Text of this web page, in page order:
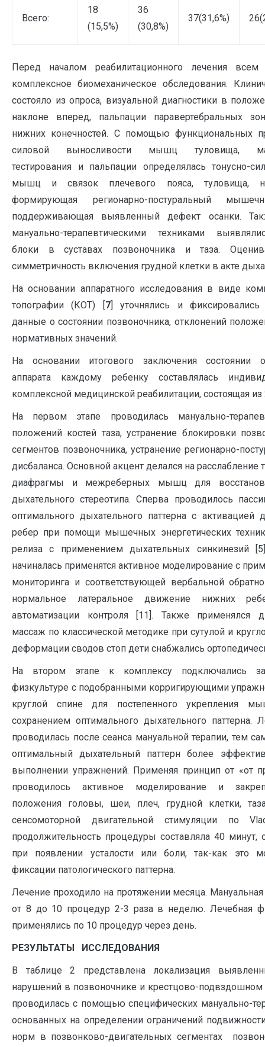
Всего:
18
(15,5%)
36
(30,8%)
37(31,6%)
Перед началом реабилитационного лечения
комплексное биомеханическое обследования.
состояло из опроса, визуальной диагностики в
наклоне вперед, пальпации паравертебральных
нижних конечностей. С помощью функциональных
силовой выносливости мышц туловища,
тестирования и пальпации определялась тонусно-
мышц и связок плечевого пояса, туловища,
формирующая регионарно-постуральный
поддерживающая выявленный дефект осанки.
мануально-терапевтическими техниками
блоки в суставах позвоночника и таза.
симметричность включения грудной клетки в акте
На основании аппаратного исследования в виде
топографии (КОТ) [7] уточнялись и
данные о состоянии позвоночника, отклонений
нормативных значений.
На основании итогового заключения состоянии
аппарата каждому ребенку составлялась
комплексной медицинской реабилитации, состоящая из
На первом этапе проводилась мануально-
положений костей таза, устранение блокировки
сегментов позвоночника, устранение регионарно-
дисбаланса. Основной акцент делался на расслабление
диафрагмы и межреберных мышц для
дыхательного стереотипа. Сперва проводилось
оптимального дыхательного паттерна с
ребер при помощи мышечных энергетических
релиза c применением дыхательных синкинезий
начиналась применятся активное моделирование с
мониторинга и соответствующей вербальной
нормальное латеральное движение нижних
автоматизации контроля [11]. Также применялся
массаж по классической методике при сутулой и
деформации сводов стоп дети снабжались
На втором этапе к комплексу подключались
физкультуре с подобранными корригирующими
круглой спине для постепенного укрепления
сохранением оптимального дыхательного паттерна.
проводилась после сеанса мануальной терапии, тем
оптимальный дыхательный паттерн более
выполнении упражнений. Применяя принцип от «от
проводилось активное моделирование и
положения головы, шеи, плеч, грудной клетки,
сенсомоторной двигательной стимуляции по
продолжительность процедуры составляла 40 минут,
при появлении усталости или боли, так-как это
фиксации патологического паттерна.
Лечение проходило на протяжении месяца. Мануальная
от 8 до 10 процедур 2-3 раза в неделю. Лечебная
применялись по 10 процедур через день.
РЕЗУЛЬТАТЫ ИССЛЕДОВАНИЯ
В таблице 2 представлена локализация
нарушений в позвоночнике и крестцово-подвздошном
проводилась с помощью специфических мануально-
основанных на определении ограничений
норм в позвонково-двигательных сегментах